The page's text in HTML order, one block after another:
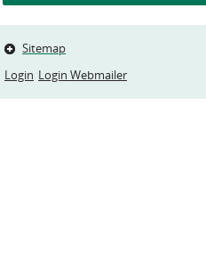
Sitemap
Login Login Webmailer